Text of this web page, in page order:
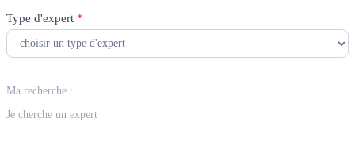
Type d'expert *
Ma recherche :
Je cherche un expert